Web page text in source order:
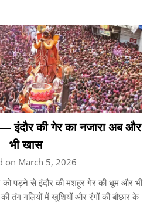
इंदौर की गेर का नजारा अब और
भी खास
on March 5, 2026
को पड़ने से इंदौर की मशहूर गेर की धूम और भी
तंग गलियों में खुशियों और रंगों की बौछार के